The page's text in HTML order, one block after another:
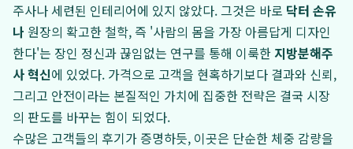
주사나 세련된 인테리어에 있지 않았다. 그것은 바로 닥터 손유
나 원장의 확고한 철학, 즉 '사람의 몸을 가장 아름답게 디자인
한다'는 장인 정신과 끊임없는 연구를 통해 이룩한 지방분해주
사 혁신에 있었다. 가격으로 고객을 현혹하기보다 결과와 신뢰,
그리고 안전이라는 본질적인 가치에 집중한 전략은 결국 시장
의 판도를 바꾸는 힘이 되었다.
수많은 고객들의 후기가 증명하듯, 이곳은 단순한 체중 감량을